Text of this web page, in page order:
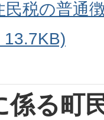
民税の普通
係る町